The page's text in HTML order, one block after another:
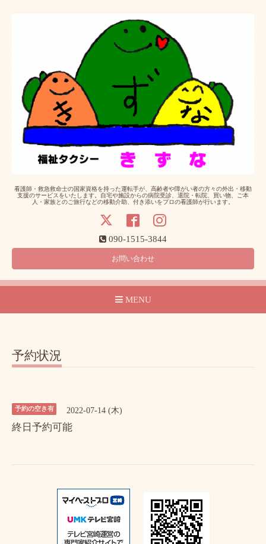
看護師・救急救命士の国家資格を持った運転手が、高齢者や障がい者の方々の外出・移動
支援のサービスをいたします。自宅や施設からの病院受診、退院・転院、買い物、ご本
人・家族とのご旅行などの移動介助、付き添いをプロの看護師が行います。
090-1515-3844
お問い合わせ
MENU
予約状況
予約の空き有 2022-07-14 (木)
終日予約可能